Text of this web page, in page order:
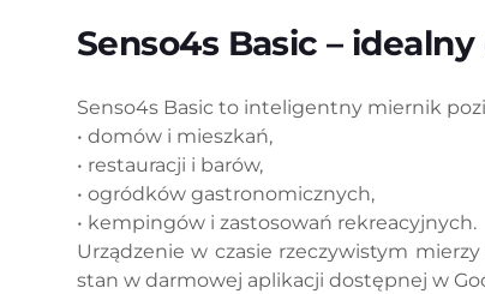
Senso4s Basic –
Senso4s Basic to inteligentny miernik
• domów i mieszkań,
• restauracji i barów,
• ogródków gastronomicznych,
• kempingów i zastosowań rekreacyjnych.
Urządzenie w czasie rzeczywistym
stan w darmowej aplikacji dostępnej w